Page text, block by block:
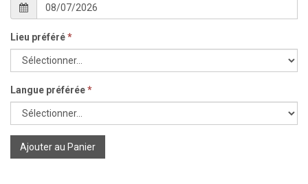
Lieu préféré*
Langue préférée*
Ajouter au Panier